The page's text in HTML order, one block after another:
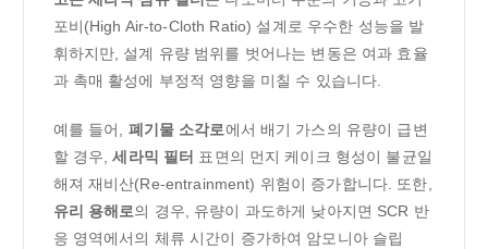
포비(High Air-to-Cloth Ratio) 설계로 우수한 성능을 발
휘하지만, 설계 유량 범위를 벗어나는 변동은 여과 효율
과 촉매 활성에 부정적 영향을 미칠 수 있습니다.
예를 들어, 폐기물 소각로에서 배기 가스의 유량이 급변
할 경우,세라믹 필터 표면의 먼지 케이크 형성이 불균일
해져 재비산(Re-entrainment) 위험이 증가합니다. 또한,
유리 용해로의 경우, 유량이 과도하게 낮아지면 SCR 반
응 영역에서의 체류 시간이 증가하여 암모니아 슬립